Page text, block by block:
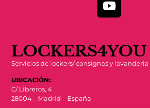
LOCKERS4YOU
Servicios de lockers/ consignas y
UBICACIÓN:
C/ Libreros, 4
28004 – Madrid – España